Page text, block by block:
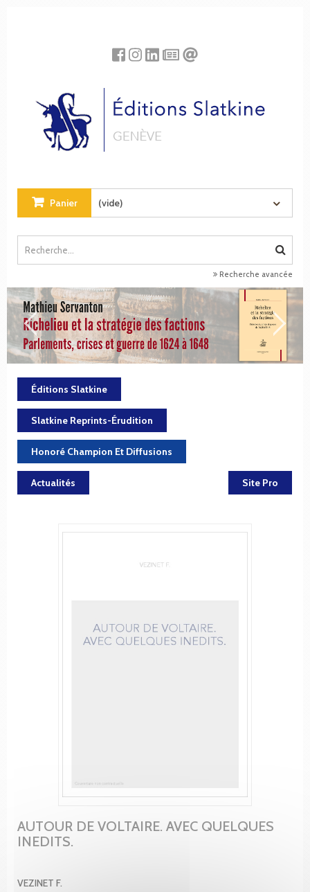
Panier (vide)
Recherche avancée
Éditions Slatkine
Slatkine Reprints-Érudition
Honoré Champion Et Diffusions
Actualités Site Pro
AUTOUR DE VOLTAIRE. AVEC QUELQUES
INEDITS.
VEZINET F.